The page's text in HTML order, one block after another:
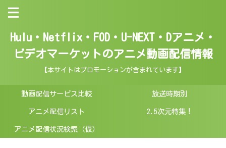
Hulu・Netflix・FOD・U-NEXT・Dアニメ・
ビデオマーケットのアニメ動画配信情報
【本サイトはプロモーションが含まれています】
動画配信サービス比較 放送時期別
アニメ配信リスト 2.5次元特集！
アニメ配信状況検索（仮）